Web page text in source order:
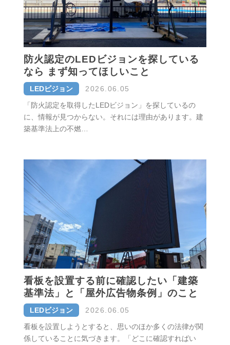
防火認定のLEDビジョンを探している
なら まず知ってほしいこと
LEDビジョン
2026.06.05
「防火認定を取得したLEDビジョン」を探しているの
に、情報が見つからない。それには理由があります。建
築基準法上の不燃…
看板を設置する前に確認したい「建築
基準法」と「屋外広告物条例」のこと
LEDビジョン
2026.06.05
看板を設置しようとすると、思いのほか多くの法律が関
係していることに気づきます。「どこに確認すればい